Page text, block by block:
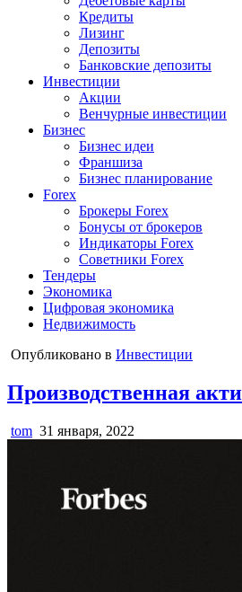
Кредиты
Лизинг
Депозиты
Банковские депозиты
Инвестиции
Акции
Венчурные инвестиции
Бизнес
Бизнес идеи
Франшиза
Бизнес планирование
Forex
Брокеры Forex
Бонусы от брокеров
Индикаторы Forex
Советники Forex
Тендеры
Экономика
Цифровая экономика
Недвижимость
Опубликовано в Инвестиции
Производственная
tom 31 января, 2022